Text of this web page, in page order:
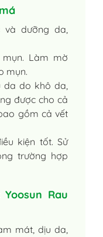
và dưỡng da,
Làm mờ
mụn.
da do khô da,
được cho cả
gồm cả vết
kiện tốt. Sử
trường hợp
Rau
mát, dịu da,